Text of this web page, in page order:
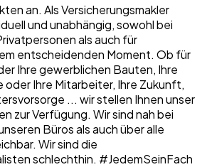
an. Als Versicherungsmakler
und unabhängig, sowohl bei
als auch für
entscheidenden Moment. Ob für
Ihre gewerblichen Bauten, Ihre
oder Ihre Mitarbeiter, Ihre Zukunft,
... wir stellen Ihnen unser
zur Verfügung. Wir sind nah bei
Büros als auch über alle
Wir sind die
schlechthin. #JedemSeinFach